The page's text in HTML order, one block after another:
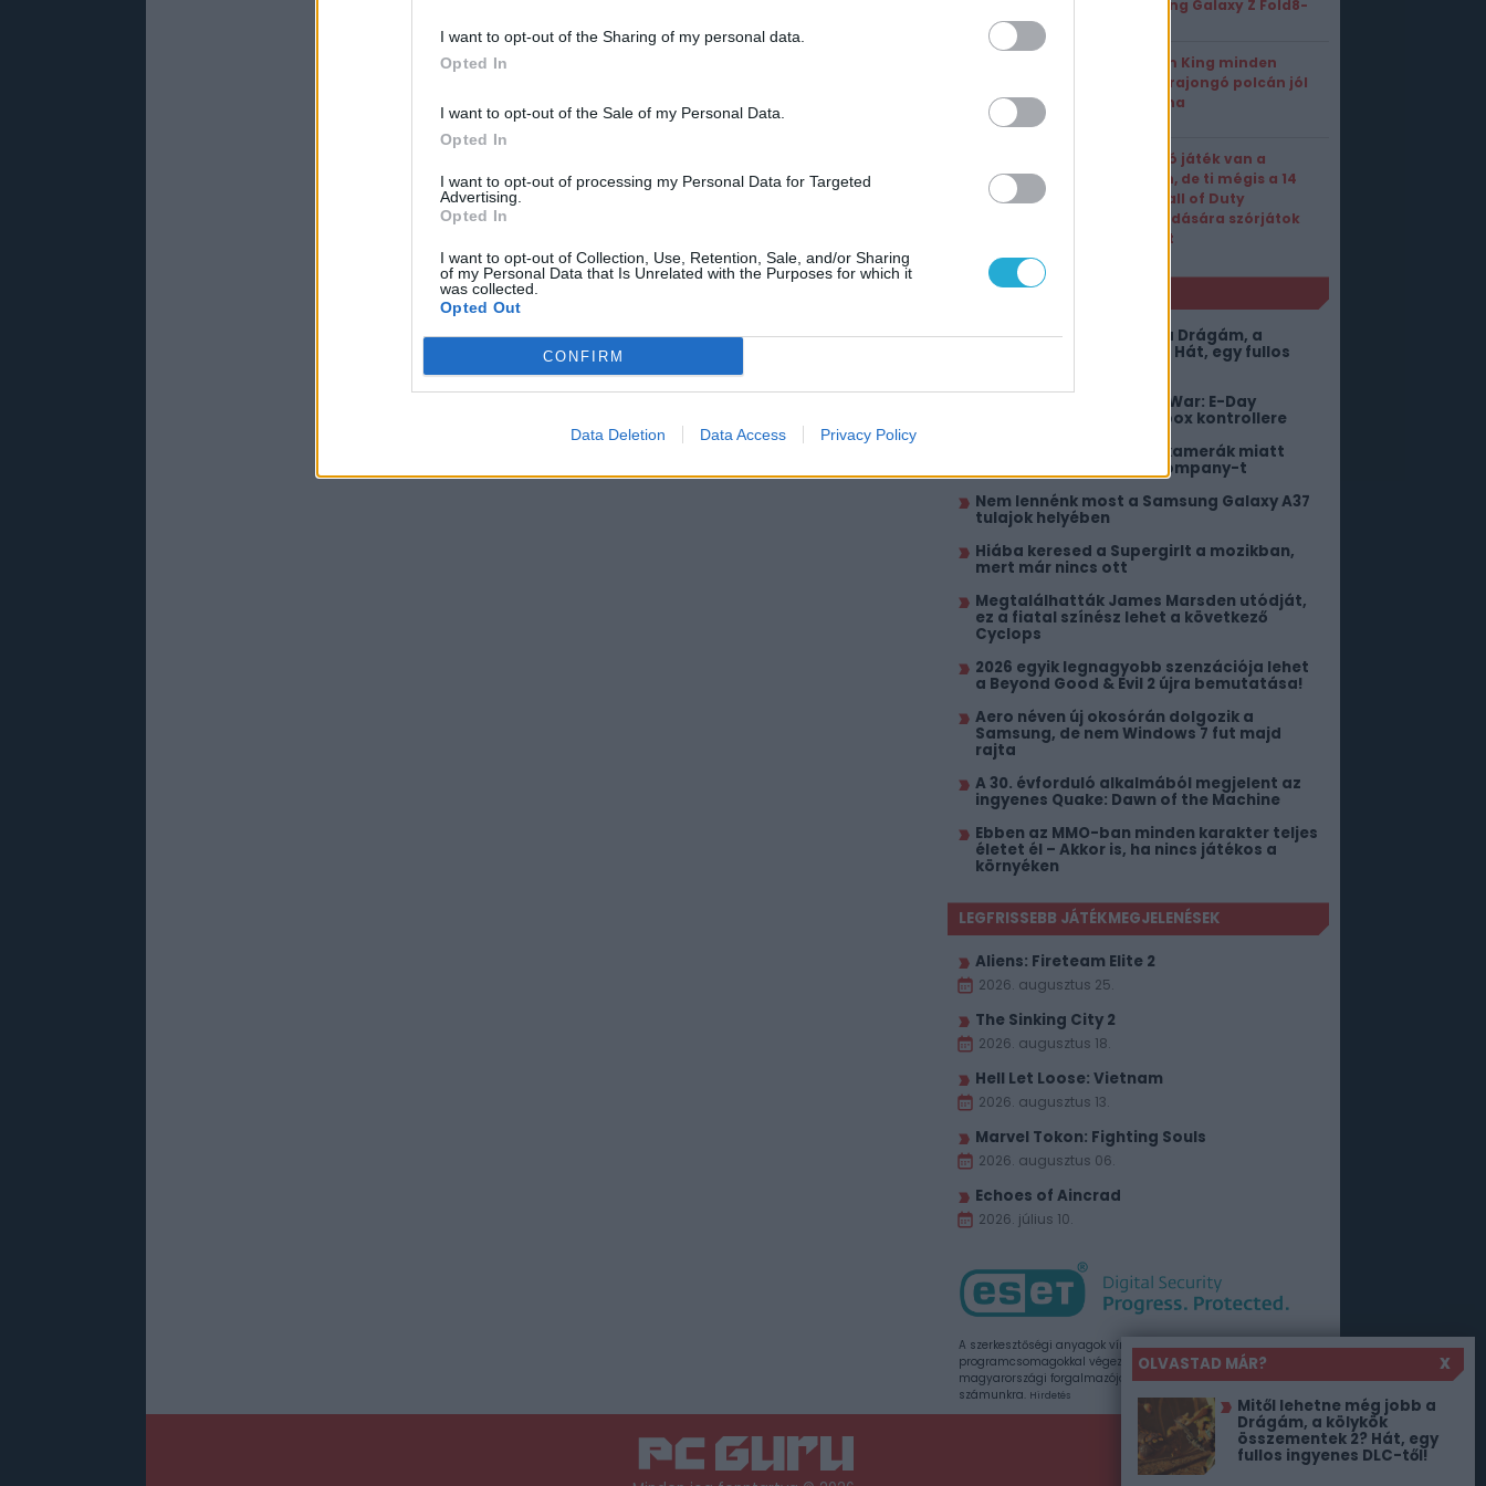
I want to opt-out of the Sharing of my personal data.
Opted In
I want to opt-out of the Sale of my Personal Data.
Opted In
I want to opt-out of processing my Personal Data for Targeted
Advertising.
Opted In
I want to opt-out of Collection, Use, Retention, Sale, and/or Sharing
of my Personal Data that Is Unrelated with the Purposes for which it
was collected.
Opted Out
CONFIRM
Data Deletion Data Access Privacy Policy
OLVASTAD MÁR?
X
Mitől lehetne még jobb a
Drágám, a kölykök
összementek 2? Hát, egy
fullos ingyenes DLC-től!
Samsung Galaxy Z Fold8-
A Storm King minden
Gears-rajongó polcán jól
mutatna
Annyi jó játék van a
világon, de ti mégis a 14
éves Call of Duty
újrakiadására szórjátok
a pénzt
AJÁNLÓ
Mitől lehetne még jobb a Drágám, a
kölykök összementek 2? Hát, egy fullos
Kiszivárgott a Gears of War: E-Day
limitált, extravagáns Xbox kontrollere
A mosdókban elrejtett kamerák miatt
perlik a The Pokémon Company-t
Nem lennénk most a Samsung Galaxy A37
tulajok helyében
Hiába keresed a Supergirlt a mozikban,
mert már nincs ott
Megtalálhatták James Marsden utódját,
ez a fiatal színész lehet a következő
Cyclops
2026 egyik legnagyobb szenzációja lehet
a Beyond Good & Evil 2 újra bemutatása!
Aero néven új okosórán dolgozik a
Samsung, de nem Windows 7 fut majd
rajta
A 30. évforduló alkalmából megjelent az
ingyenes Quake: Dawn of the Machine
Ebben az MMO-ban minden karakter teljes
életet él – Akkor is, ha nincs játékos a
környéken
LEGFRISSEBB JÁTÉKMEGJELENÉSEK
Aliens: Fireteam Elite 2
2026. augusztus 25.
The Sinking City 2
2026. augusztus 18.
Hell Let Loose: Vietnam
2026. augusztus 13.
Marvel Tokon: Fighting Souls
2026. augusztus 06.
Echoes of Aincrad
2026. július 10.
A szerkesztőségi anyagok vírusellenőrzését az ESET
programcsomagokkal végezzük, amelyet a szoftver
magyarországi forgalmazója, a Sicontact Kft. biztosít
számunkra. Hirdetés